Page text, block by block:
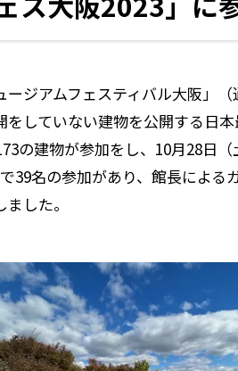
ージアムフェスティバル大阪」
していない建物を公開する日本
の建物が参加をし、10月28日
39名の参加があり、館長によ
した。